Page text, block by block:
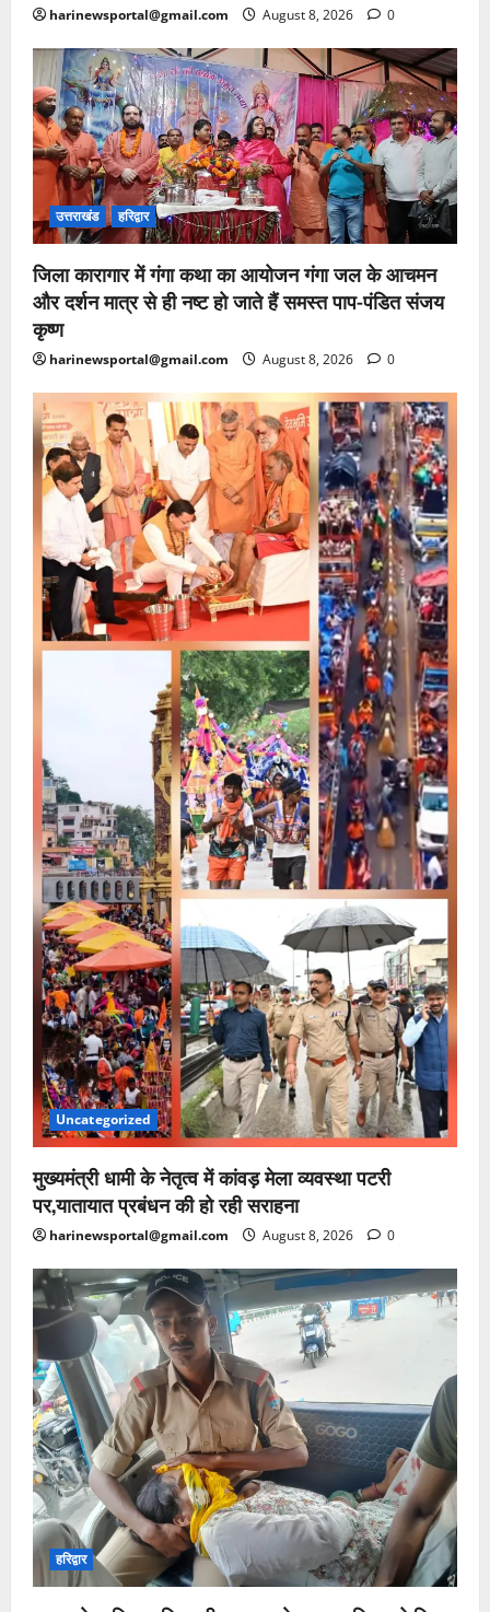
harinewsportal@gmail.com August 8, 2026 0
उत्तराखंड हरिद्वार
जिला कारागार में गंगा कथा का आयोजन गंगा जल के आचमन
और दर्शन मात्र से ही नष्ट हो जाते हैं समस्त पाप-पंडित संजय
कृष्ण
harinewsportal@gmail.com August 8, 2026 0
Uncategorized
मुख्यमंत्री धामी के नेतृत्व में कांवड़ मेला व्यवस्था पटरी
पर,यातायात प्रबंधन की हो रही सराहना
harinewsportal@gmail.com August 8, 2026 0
हरिद्वार